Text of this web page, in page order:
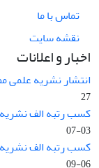
تماس با ما
نقشه سایت
اخبار و اعلانات
انتشار نشریه علمی
27
کسب رتبه الف
03-07
کسب رتبه الف